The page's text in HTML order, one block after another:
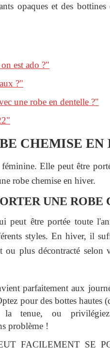
opaques et des
est ado ?"
?"
une robe en dentelle ?"
CHEMISE EN
Elle peut être
robe chemise en hiver.
UNE
peut être portée toute
styles. En hiver, il
plus décontracté selon
parfaitement aux
pour des bottes hautes
tenue, ou
problème !
FACILEMENT SE